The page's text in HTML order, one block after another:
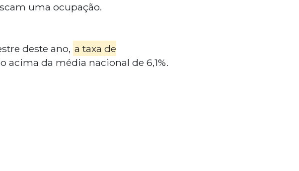
uma ocupação.
deste ano, a taxa de
acima da média nacional de 6,1%.